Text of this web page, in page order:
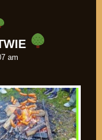
am